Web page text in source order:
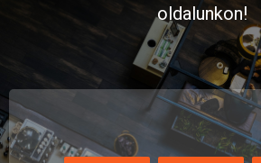
oldalunkon!